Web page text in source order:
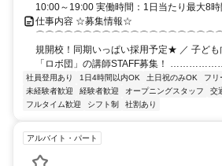
10:00～19:00 実働時間：1日当たり最大8時
仕事内容 ☆募集情報☆
規開校！同期いっぱい採用予定★ ／ 子ど
「ロボ団」の講師STAFF募集！
社員登用あり 1日4時間以内OK 土日祝のみOK フリ
未経験者歓迎
経験者歓迎 オープニングスタッフ 交
フルタイム歓迎
シフト制 社割あり
アルバイト・パート